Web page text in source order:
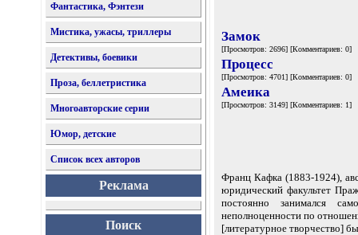
Фантастика, Фэнтези
Мистика, ужасы, триллеры
Детективы, боевики
Проза, беллетристика
Многоавторские серии
Юмор, детские
Список всех авторов
Реклама
Поиск
Замок
[Просмотров: 2696] [Комментариев: 0]
Процесс
[Просмотров: 4701] [Комментариев: 0]
Амеика
[Просмотров: 3149] [Комментариев: 1]
Франц Кафка (1883-1924),
юридический факультет
постоянно занимался
неполноценности по
[литературное творчество]